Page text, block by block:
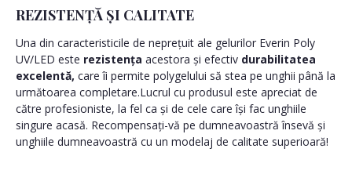
REZISTENȚĂ ȘI CALITATE
Una din caracteristicile de neprețuit ale gelurilor Everin Poly
UV/LED este rezistența acestora și efectiv durabilitatea
excelentă, care îi permite polygelului să stea pe unghii până la
următoarea completare.Lucrul cu produsul este apreciat de
către profesioniste, la fel ca și de cele care își fac unghiile
singure acasă. Recompensați-vă pe dumneavoastră însevă și
unghiile dumneavoastră cu un modelaj de calitate superioară!